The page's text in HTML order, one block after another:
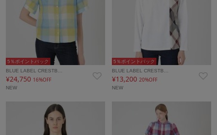
5％ポイントバック
BLUE LABEL CRESTB…
¥24,750 16%OFF
NEW
5％ポイントバック
BLUE LABEL CRESTB…
¥13,20020%OFF
NEW